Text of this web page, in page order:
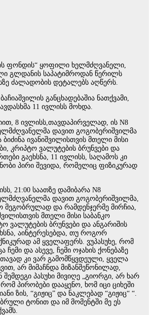
ფონდის“ ყოფილი ხელმძღვანელი,
გლდანის საპატიმროდან წერილს
ძალადობის დეტალებს აღწერს.
განცხადებაშია ნათქვამი,
11 ივლისს მოხდა.
8 ივლისს,თავდაპირველად, ის N8
დავით გოგობერიშვილმა
ივანიშვილისთვის მთელი მისი
კრიპტო ვალუტების ბრუნვები და
გაეხსნა, 11 ივლისს, საღამოს კი
პირი შევიდა, რომელიც ფიზიკურად
21:00 საათზე დამიბარა N8
დავით გოგობერიშვილმა,
მეგობრულად და რამდენჯერმე მირჩია,
მთელი მისი საბანკო
ვალუტების ბრუნვები და ანგარიშის
აინტერესებდა, თუ როგორ
ამ ყველაფერს. ვუპასუხე, რომ
ჩემი და ასევე, ჩემი ოჯახის ქონებაზე
კი ვარ გამომწყვდეული, ყველა
არ მიმაჩნდა მიზანშეწონილად,
შემდეგი პასუხი მივიღე „გიორგი, არ ხარ
რომ პირობები დააყენო, ხომ იცი ციხეში
ზის, “გიჟიც” და ნაკლებად “გიჟიც“ “.
ტონით და იმ მომენტში მე ეს